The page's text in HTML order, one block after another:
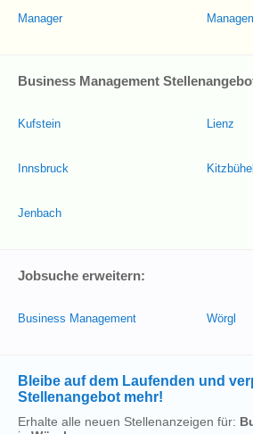
Manager
Business Management
Kufstein
Innsbruck
Jenbach
Lienz
Kitzbühel
Jobsuche erweitern:
Business Management Wörgl
Bleibe auf dem Laufenden und
Stellenangebot mehr!
Erhalte alle neuen Stellenanzeigen für: